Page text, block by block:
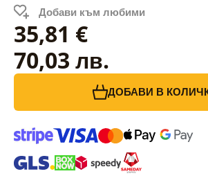
Добави към любими
35,81 €
70,03 лв.
ДОБАВИ В